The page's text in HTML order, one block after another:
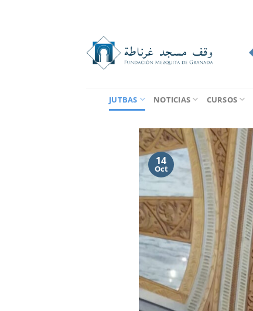
JUTBAS NOTICIAS CURSOS
14
Oct